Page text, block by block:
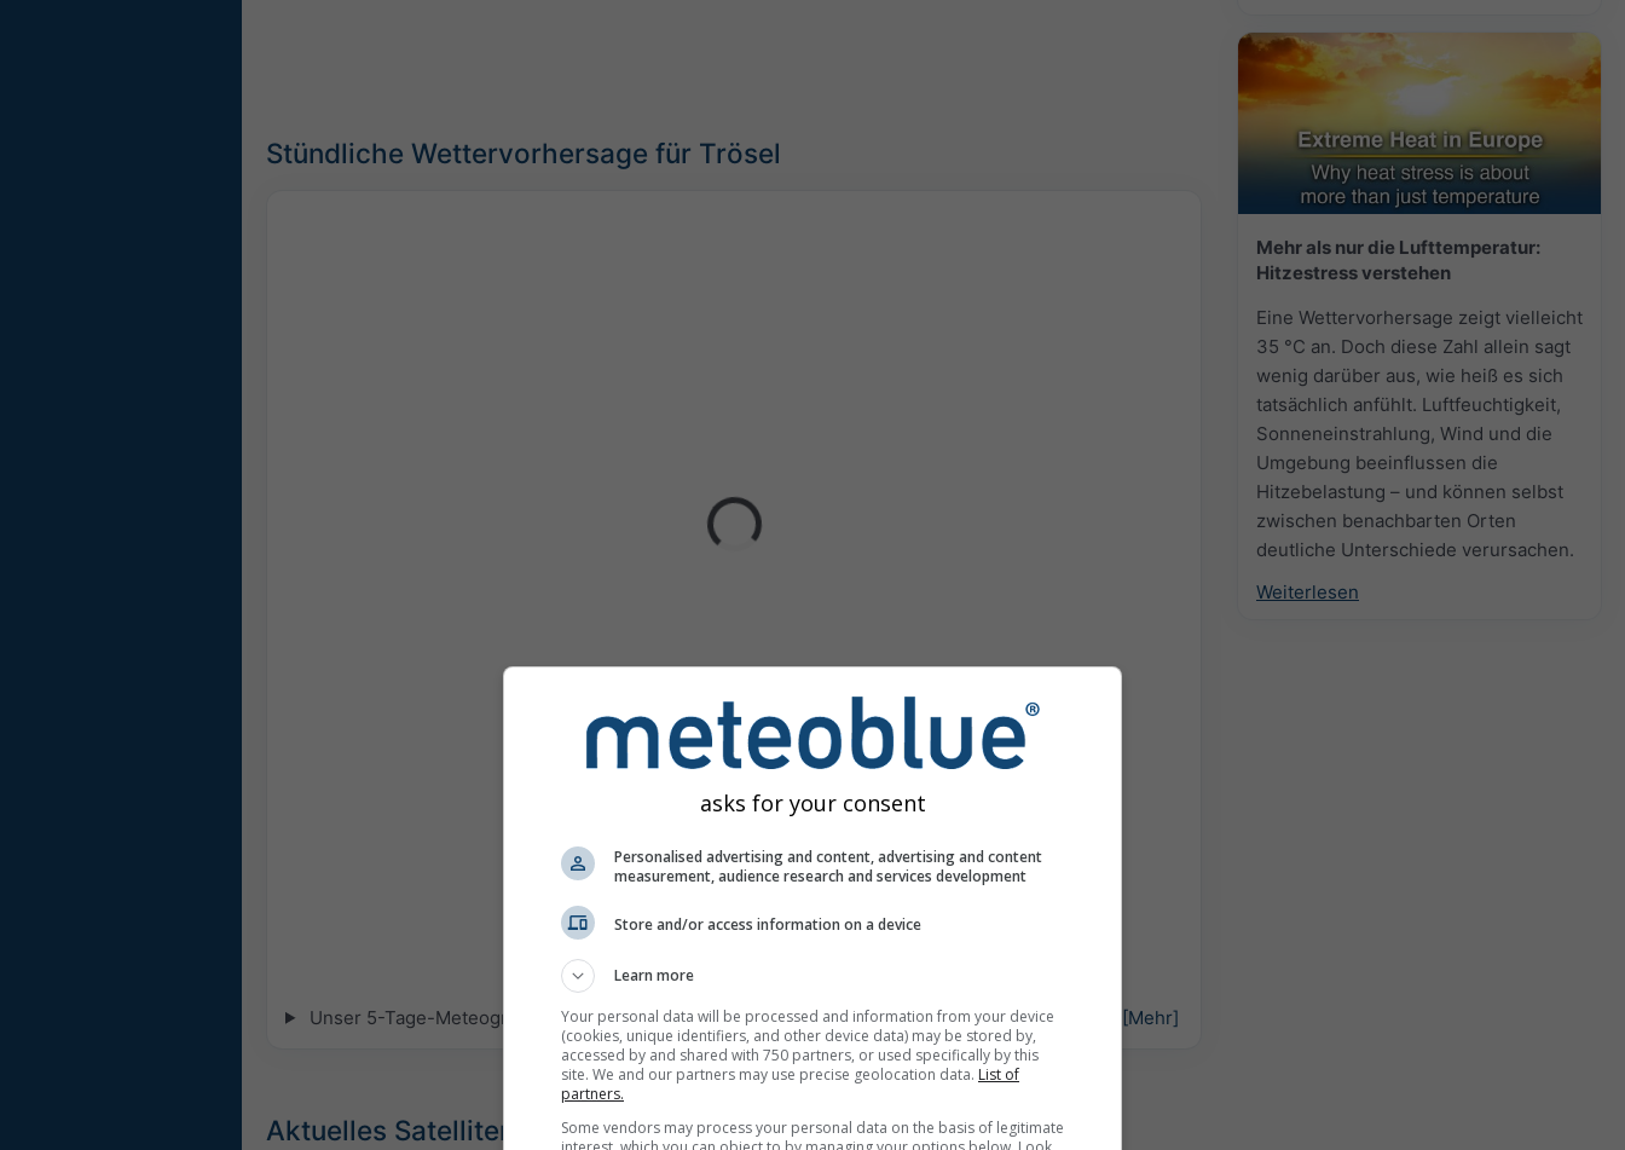
Mehr als nur die Lufttemperatur:
Hitzestress verstehen
Eine Wettervorhersage zeigt vielleicht
35 °C an. Doch diese Zahl allein sagt
wenig darüber aus, wie heiß es sich
tatsächlich anfühlt. Luftfeuchtigkeit,
Sonneneinstrahlung, Wind und die
Umgebung beeinflussen die
Hitzebelastung – und können selbst
zwischen benachbarten Orten
deutliche Unterschiede verursachen.
Weiterlesen
Stündliche Wettervorhersage für Trösel
Unser 5-Tage-Meteogramm für Trösel bietet alle Wetterinformationen in 3 einfachen Grafiken: [Mehr]
Aktuelles Satellitenbild, Deutschland
asks for your consent
Personalised advertising and content, advertising and content
measurement, audience research and services development
Store and/or access information on a device
Learn more
Your personal data will be processed and information from your device
(cookies, unique identifiers, and other device data) may be stored by,
accessed by and shared with 750 partners, or used specifically by this
site. We and our partners may use precise geolocation data. List of
partners.
Some vendors may process your personal data on the basis of legitimate